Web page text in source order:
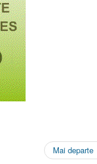
Mai departe